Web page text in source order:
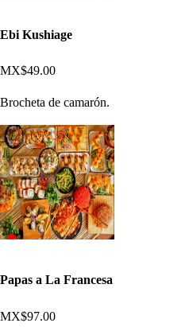
Ebi Kushiage
MX$49.00
Brocheta de camarón.
Papas a La Francesa
MX$97.00